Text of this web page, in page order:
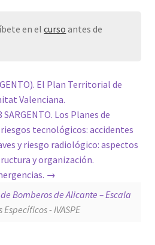
en elcurso antes de
El Plan Territorial de
Valenciana.
Los Planes de
tecnológicos: accidentes
y riesgo radiológico: aspectos
y organización.
Bomberos de Alicante – Escala
- IVASPE